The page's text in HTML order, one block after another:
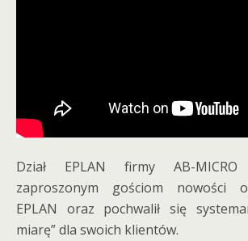
Dział EPLAN firmy AB-MICRO
zaproszonym gościom nowości
EPLAN oraz pochwalił się
miarę” dla swoich klientów.